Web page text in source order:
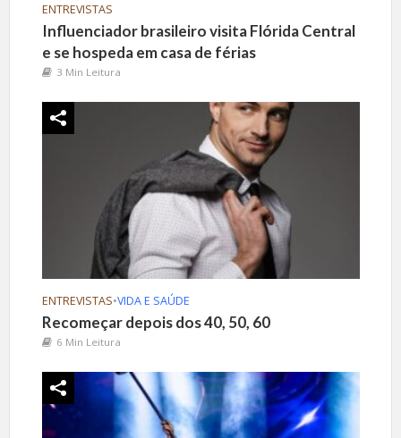
ENTREVISTAS
Influenciador brasileiro visita Flórida Central
e se hospeda em casa de férias
3 Min Leitura
ENTREVISTAS•VIDA E SAÚDE
Recomeçar depois dos 40, 50, 60
6 Min Leitura